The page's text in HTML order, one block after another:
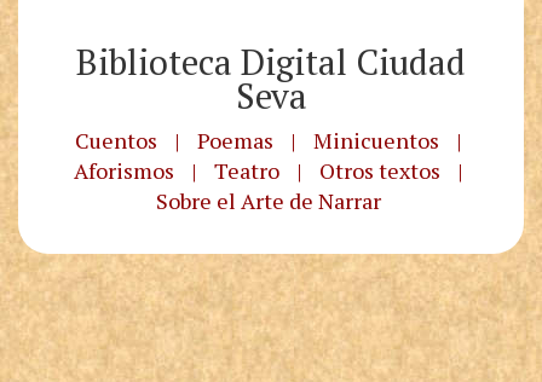
Biblioteca Digital Ciudad
Seva
Cuentos | Poemas | Minicuentos
|
Aforismos
| Teatro | Otros textos
|
Sobre el Arte de Narrar